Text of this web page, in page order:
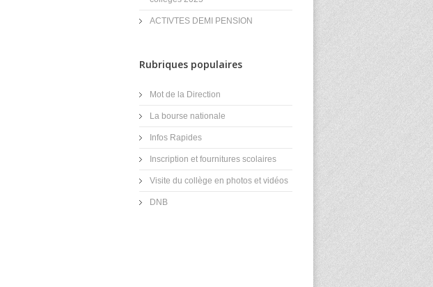
ACTIVTES DEMI PENSION
Rubriques populaires
Mot de la Direction
La bourse nationale
Infos Rapides
Inscription et fournitures scolaires
Visite du collège en photos et vidéos
DNB